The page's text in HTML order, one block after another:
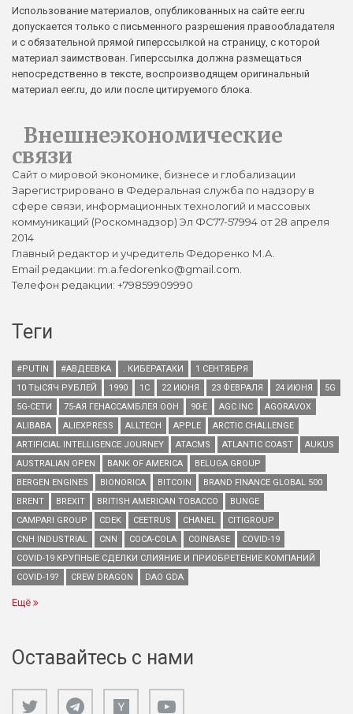
Использование материалов, опубликованных на сайте eer.ru
допускается только с письменного разрешения правообладателя
и с обязательной прямой гиперссылкой на страницу, с которой
материал заимствован. Гиперссылка должна размещаться
непосредственно в тексте, воспроизводящем оригинальный
материал eer.ru, до или после цитируемого блока.
Внешнеэкономические
связи
Сайт о мировой экономике, бизнесе и глобализации
Зарегистрировано в Федеральная служба по надзору в
сфере связи, информационных технологий и массовых
коммуникаций (Роскомнадзор) Эл ФС77-57994 от 28 апреля
2014
Главный редактор и учредитель Федоренко М.А.
Email редакции: m.a.fedorenko@gmail.com.
Телефон редакции: +79859909990
Теги
#PUTIN #АВДЕЕВКА . КИБЕРАТАКИ
1 СЕНТЯБРЯ
10 ТЫСЯЧ РУБЛЕЙ
1990 1С 22 ИЮНЯ 23 ФЕВРАЛЯ 24 ИЮНЯ
5G
5G-СЕТИ
75-АЯ ГЕНАССАМБЛЕЯ ООН 90-Е AGC INC
AGORAVOX
ALIBABA
ALIEXPRESS ALLTECH APPLE
ARCTIC CHALLENGE
ARTIFICIAL INTELLIGENCE JOURNEY
ATACMS ATLANTIC COAST
AUKUS
AUSTRALIAN OPEN
BANK OF AMERICA
BELUGA GROUP
BERGEN ENGINES
BIONORICA BITCOIN
BRAND FINANCE GLOBAL 500
BRENT
BREXIT BRITISH AMERICAN TOBACCO
BUNGE
CAMPARI GROUP
CDEK CEETRUS CHANEL
CITIGROUP
CNH INDUSTRIAL
CNN COCA-COLA COINBASE
COVID-19
COVID-19 КРУПНЫЕ СДЕЛКИ СЛИЯНИЕ И ПРИОБРЕТЕНИЕ КОМПАНИЙ
COVID-19?
CREW DRAGON DAO GDA
Ещё
Оставайтесь с нами